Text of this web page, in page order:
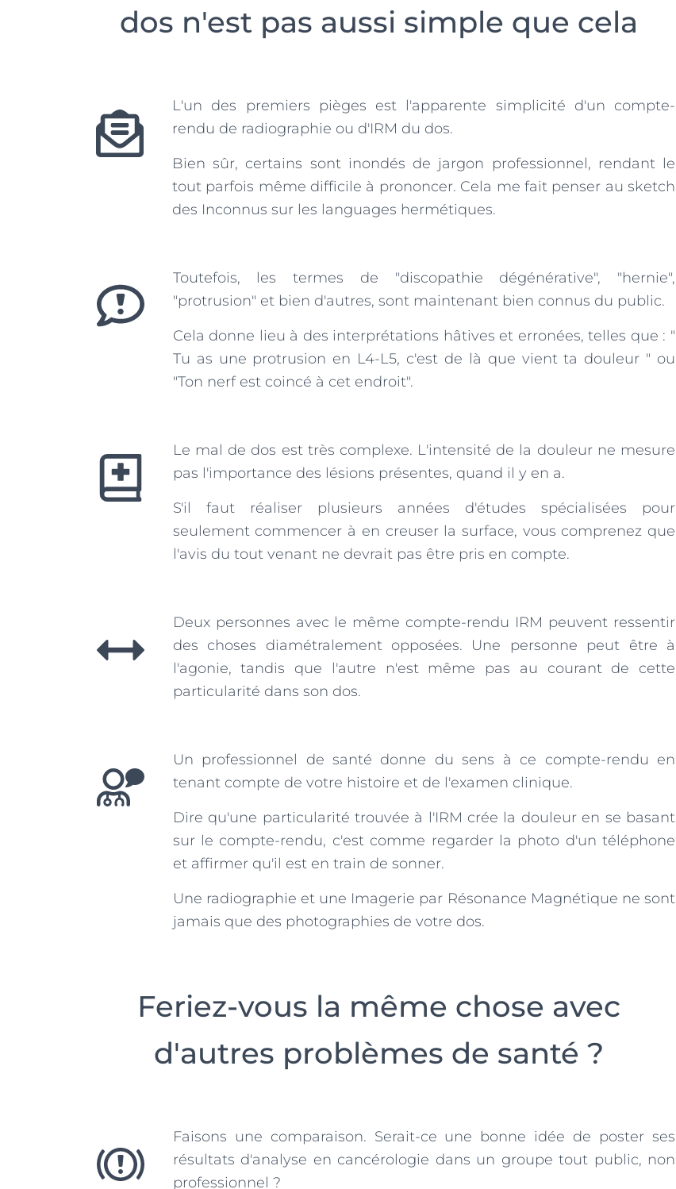
dos n'est pas aussi simple que cela
L'un des premiers pièges est l'apparente simplicité d'un compte-
rendu de radiographie ou d'IRM du dos.
Bien sûr, certains sont inondés de jargon professionnel, rendant le
tout parfois même difficile à prononcer. Cela me fait penser au sketch
des Inconnus sur les languages hermétiques.
Toutefois, les termes de "discopathie dégénérative", "hernie",
"protrusion" et bien d'autres, sont maintenant bien connus du public.
Cela donne lieu à des interprétations hâtives et erronées, telles que : "
Tu as une protrusion en L4-L5, c'est de là que vient ta douleur " ou
"Ton nerf est coincé à cet endroit".
Le mal de dos est très complexe. L'intensité de la douleur ne mesure
pas l'importance des lésions présentes, quand il y en a.
S'il faut réaliser plusieurs années d'études spécialisées pour
seulement commencer à en creuser la surface, vous comprenez que
l'avis du tout venant ne devrait pas être pris en compte.
Deux personnes avec le même compte-rendu IRM peuvent ressentir
des choses diamétralement opposées. Une personne peut être à
l'agonie, tandis que l'autre n'est même pas au courant de cette
particularité dans son dos.
Un professionnel de santé donne du sens à ce compte-rendu en
tenant compte de votre histoire et de l'examen clinique.
Dire qu'une particularité trouvée à l'IRM crée la douleur en se basant
sur le compte-rendu, c'est comme regarder la photo d'un téléphone
et affirmer qu'il est en train de sonner.
Une radiographie et une Imagerie par Résonance Magnétique ne sont
jamais que des photographies de votre dos.
Feriez-vous la même chose avec
d'autres problèmes de santé ?
Faisons une comparaison. Serait-ce une bonne idée de poster ses
résultats d'analyse en cancérologie dans un groupe tout public, non
professionnel ?